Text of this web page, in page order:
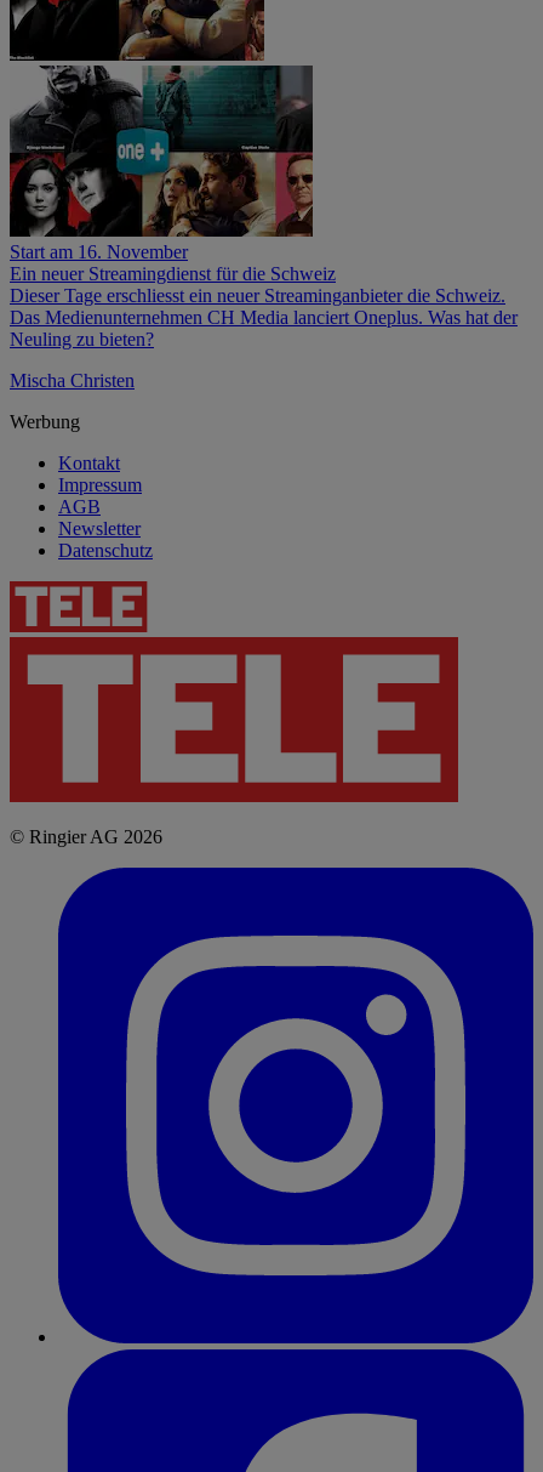
Start am 16. November
Ein neuer Streamingdienst für die Schweiz
Dieser Tage erschliesst ein neuer Streaminganbieter die Schweiz.
Das Medienunternehmen CH Media lanciert Oneplus. Was hat der
Neuling zu bieten?
Mischa Christen
Werbung
Kontakt
Impressum
AGB
Newsletter
Datenschutz
© Ringier AG 2026